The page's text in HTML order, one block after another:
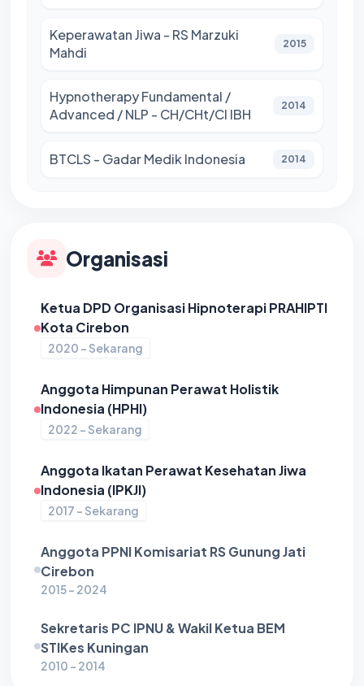
Keperawatan Jiwa - RS Marzuki
Mahdi
2015
Hypnotherapy Fundamental /
Advanced / NLP - CH/CHt/CI IBH
2014
BTCLS - Gadar Medik Indonesia 2014
Organisasi
Ketua DPD Organisasi Hipnoterapi PRAHIPTI
Kota Cirebon
2020 - Sekarang
Anggota Himpunan Perawat Holistik
Indonesia (HPHI)
2022 - Sekarang
Anggota Ikatan Perawat Kesehatan Jiwa
Indonesia (IPKJI)
2017 - Sekarang
Anggota PPNI Komisariat RS Gunung Jati
Cirebon
2015 - 2024
Sekretaris PC IPNU & Wakil Ketua BEM
STIKes Kuningan
2010 - 2014